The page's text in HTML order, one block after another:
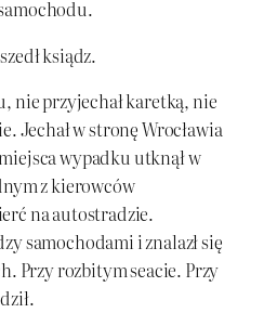
ksiądz.
nie przyjechał karetką, nie
Jechał w stronę Wrocławia
wypadku utknął w
z kierowców
na autostradzie.
samochodami i znalazł się
Przy rozbitym seacie. Przy